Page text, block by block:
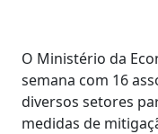
O Ministério da
semana com 16
diversos setores
medidas de